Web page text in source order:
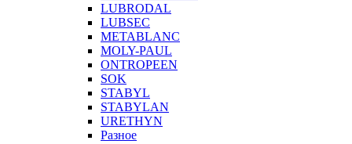
LUBRODAL
LUBSEC
METABLANC
MOLY-PAUL
ONTROPEEN
SOK
STABYL
STABYLAN
URETHYN
Разное